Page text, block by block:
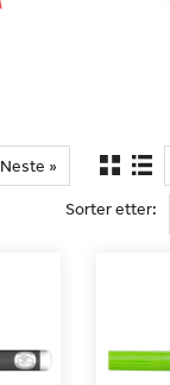
Neste »
Sorter etter: